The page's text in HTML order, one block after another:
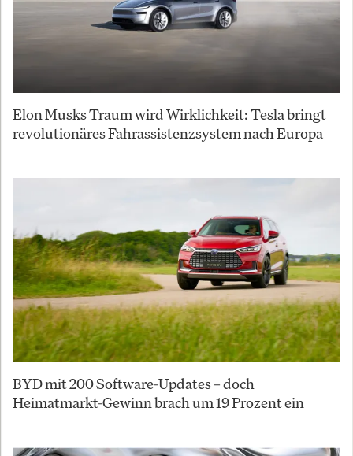
Elon Musks Traum wird Wirklichkeit: Tesla bringt
revolutionäres Fahrassistenzsystem nach Europa
BYD mit 200 Software-Updates – doch
Heimatmarkt-Gewinn brach um 19 Prozent ein